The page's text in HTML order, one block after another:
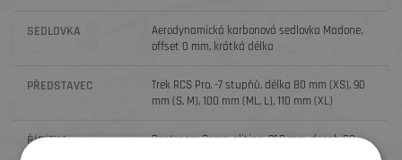
SEDLOVKA
Aerodynamická karbonová sedlovka Madone,
offset 0 mm, krátká délka
PŘEDSTAVEC
Trek RCS Pro, -7 stupňů, délka 80 mm (XS), 90
mm (S, M), 100 mm (ML, L), 110 mm (XL)
ŘÍDÍTKA
Bontrager Comp, slitina, 31,8 mm, dosah 80